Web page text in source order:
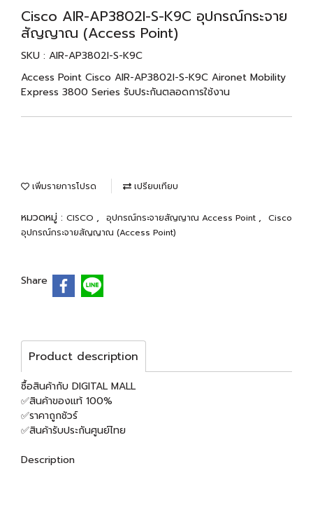
Cisco AIR-AP3802I-S-K9C อุปกรณ์กระจาย
สัญญาณ (Access Point)
SKU : AIR-AP3802I-S-K9C
Access Point Cisco AIR-AP3802I-S-K9C Aironet Mobility
Express 3800 Series รับประกันตลอดการใช้งาน
เพิ่มรายการโปรด เปรียบเทียบ
หมวดหมู่ : CISCO , อุปกรณ์กระจายสัญญาณ Access Point ,
Cisco
อุปกรณ์กระจายสัญญาณ (Access Point)
Share
Product description
ซื้อสินค้ากับ DIGITAL MALL
✅สินค้าของแท้ 100%
✅ราคาถูกชัวร์
✅สินค้ารับประกันศูนย์ไทย
Description